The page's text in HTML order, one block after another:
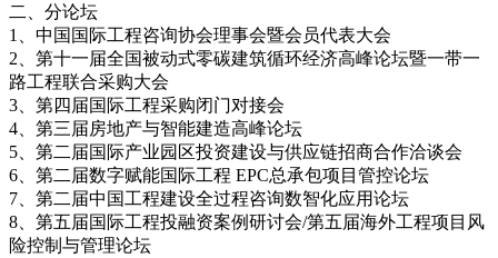
二、分论坛
1、中国国际工程咨询协会理事会暨会员代表大会
2、第十一届全国被动式零碳建筑循环经济高峰论坛暨一带一
路工程联合采购大会
3、第四届国际工程采购闭门对接会
4、第三届房地产与智能建造高峰论坛
5、第二届国际产业园区投资建设与供应链招商合作洽谈会
6、第二届数字赋能国际工程 EPC总承包项目管控论坛
7、第二届中国工程建设全过程咨询数智化应用论坛
8、第五届国际工程投融资案例研讨会/第五届海外工程项目风
险控制与管理论坛